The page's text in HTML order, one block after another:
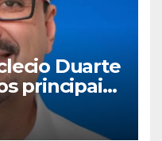
Duarte
principais
para